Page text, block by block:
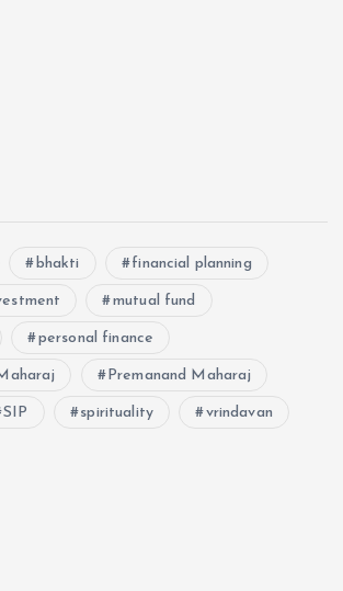
bhakti financial planning
mutual fund
personal finance
Premanand Maharaj
SIP spirituality vrindavan